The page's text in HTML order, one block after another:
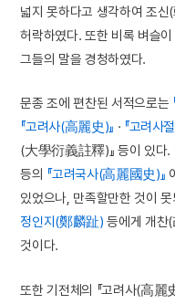
넓지 못하다고 생각하여 조
허락하였다. 또한 비록 벼슬
그들의 말을 경청하였다.
문종 조에 편찬된 서적으로는
『고려사(高麗史)』 · 『고려사
(大學衍義註釋)』 등이 있다.
등의 『고려국사(高麗國史)』
있었으나, 만족할만한 것이
정인지(鄭麟趾) 등에게 개찬
것이다.
또한 기전체의 『고려사(高麗